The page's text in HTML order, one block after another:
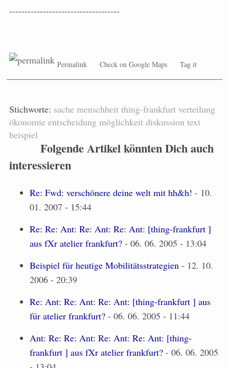
------------------------------------
Permalink Check on Google Maps Tag it
Stichworte: sache menschheit thing-frankfurt verteilung
ökonomie entscheidung möglichkeit diskussion text
beispiel
Folgende Artikel könnten Dich auch
interessieren
Re: Fwd: verschönere deine welt mit hh&h! - 10.
01. 2007 - 15:44
Re: Re: Ant: Re: Ant: Re: Ant: [thing-frankfurt ]
aus fXr atelier frankfurt? - 06. 06. 2005 - 13:04
Beispiel für heutige Mobilitätsstrategien - 12. 10.
2006 - 20:39
Re: Ant: Re: Ant: Re: Ant: [thing-frankfurt ] aus
für atelier frankfurt? - 06. 06. 2005 - 11:44
Ant: Re: Re: Ant: Re: Ant: Re: Ant: [thing-
frankfurt ] aus fXr atelier frankfurt? - 06. 06. 2005